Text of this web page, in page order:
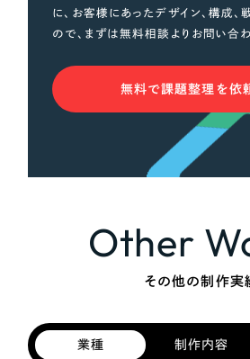
に、お客様にあったデザイン、構成、
ので、まずは無料相談よりお問い合わ
無料で課題整理を依
Other
その他の制作実
業種 制作内容